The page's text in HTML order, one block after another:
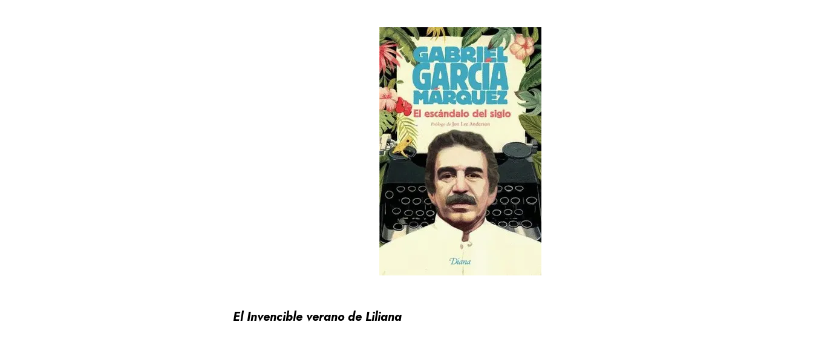
El Invencible verano de Liliana